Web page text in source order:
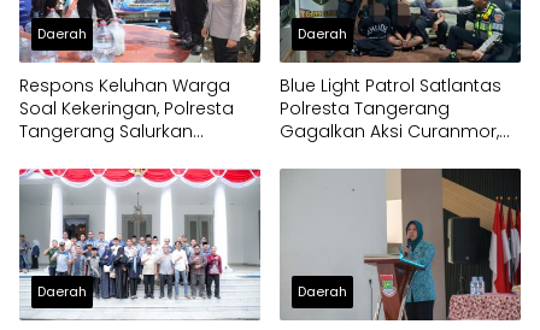
Daerah
Respons Keluhan Warga
Soal Kekeringan, Polresta
Tangerang Salurkan
Panongan
Daerah
Blue Light Patrol Satlantas
Polresta Tangerang
Gagalkan Aksi Curanmor,
Daerah Daerah